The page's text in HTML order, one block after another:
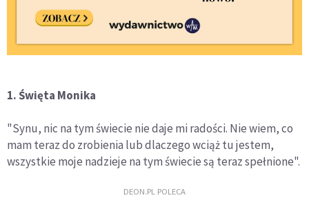
1. Święta Monika
"Synu, nic na tym świecie nie daje mi radości. Nie wiem, co
mam teraz do zrobienia lub dlaczego wciąż tu jestem,
wszystkie moje nadzieje na tym świecie są teraz spełnione".
DEON.PL POLECA